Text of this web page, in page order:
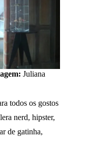
Juliana
todos os gostos
nerd, hipster,
de gatinha,